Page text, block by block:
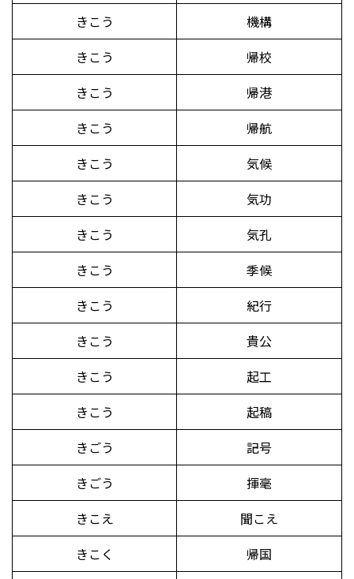
きこう
機構
きこう
帰校
きこう
帰港
きこう
帰航
きこう
気候
きこう
気功
きこう
気孔
きこう
季候
きこう
紀行
きこう
貴公
きこう
起工
きこう
起稿
きごう
記号
きごう
揮毫
きこえ
聞こえ
きこく
帰国